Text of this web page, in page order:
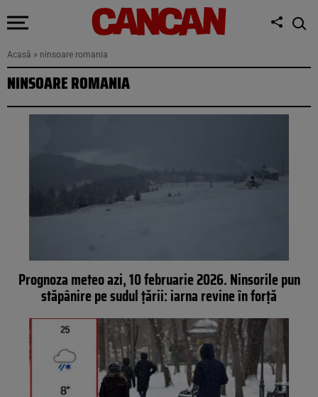
Acasă » ninsoare romania
NINSOARE ROMANIA
Prognoza meteo azi, 10 februarie 2026. Ninsorile pun
stăpânire pe sudul țării: iarna revine în forță